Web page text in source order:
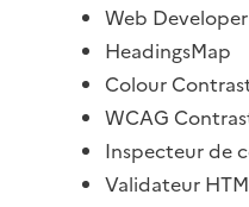
Web
HeadingsMap
Colour
WCAG
Inspecteur de
Validateur